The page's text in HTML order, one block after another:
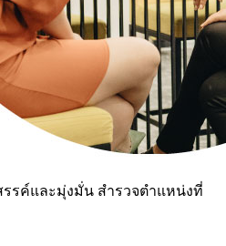
รค์และมุ่งมั่น สำรวจตำแหน่งที่